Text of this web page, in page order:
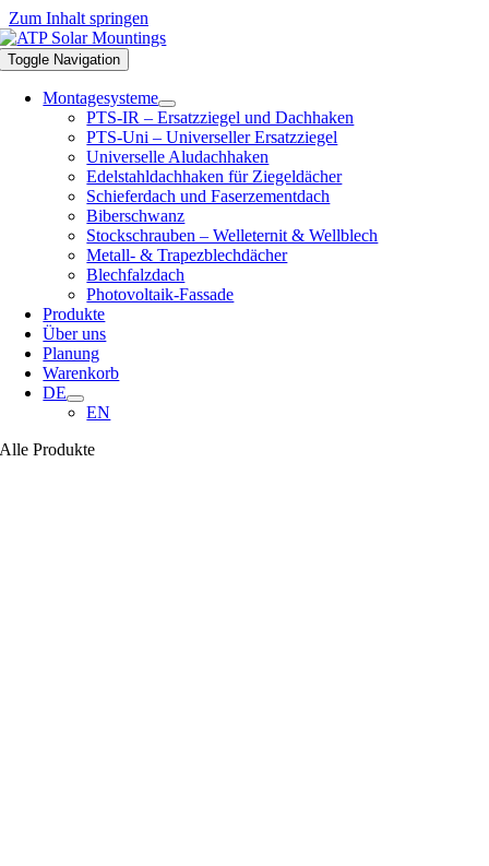
Zum Inhalt springen
Toggle Navigation
Montagesysteme
PTS-IR – Ersatzziegel und Dachhaken
PTS-Uni – Universeller Ersatzziegel
Universelle Aludachhaken
Edelstahldachhaken für Ziegeldächer
Schieferdach und Faserzementdach
Biberschwanz
Stockschrauben – Welleternit & Wellblech
Metall- & Trapezblechdächer
Blechfalzdach
Photovoltaik-Fassade
Produkte
Über uns
Planung
Warenkorb
DE
EN
Alle Produkte